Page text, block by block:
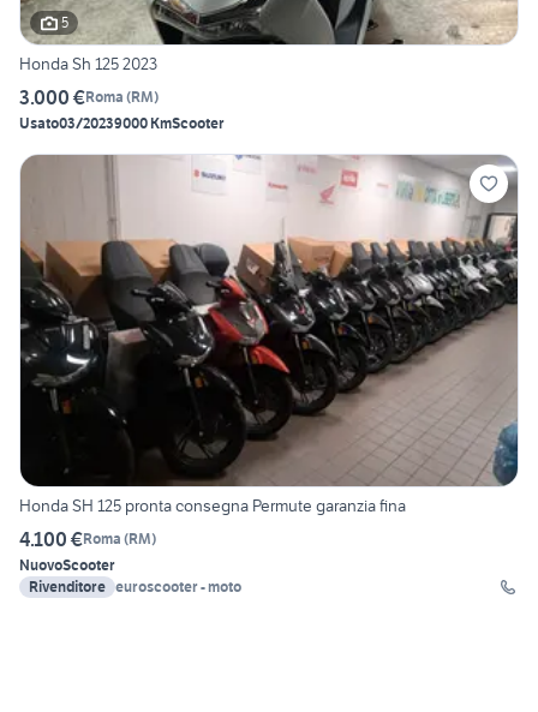
5
Honda Sh 125 2023
3.000 €Roma (RM)
Usato03/20239000 KmScooter
Honda SH 125 pronta consegna Permute garanzia fina
4.100 €Roma (RM)
NuovoScooter
Rivenditore euroscooter - moto